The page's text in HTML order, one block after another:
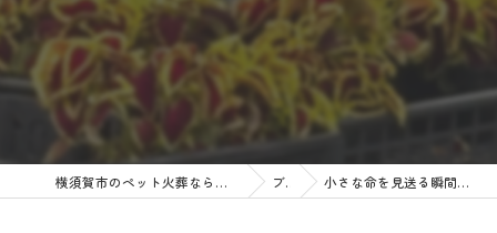
横須賀市のペット火葬なら訪問ペット火葬 ペットメモリアル神奈川 ブログ 小さな命を見送る瞬間に立ち会わせていただきました。